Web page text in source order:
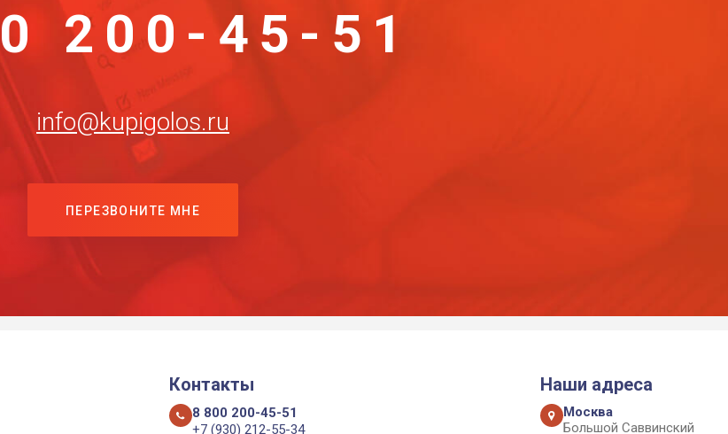
200-45-51
info@kupigolos.ru
ПЕРЕЗВОНИТЕ МНЕ
Контакты
8 800 200-45-51
+7 (930) 212-55-34
Наши адреса
Москва
Большой Саввинский